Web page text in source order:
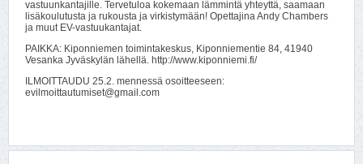
vastuunkantajille. Tervetuloa kokemaan lämmintä yhteyttä, saamaan
lisäkoulutusta ja rukousta ja virkistymään! Opettajina Andy Chambers
ja muut EV-vastuukantajat.
PAIKKA: Kiponniemen toimintakeskus, Kiponniementie 84, 41940
Vesanka Jyväskylän lähellä. http://www.kiponniemi.fi/
ILMOITTAUDU 25.2. mennessä osoitteeseen:
evilmoittautumiset@gmail.com